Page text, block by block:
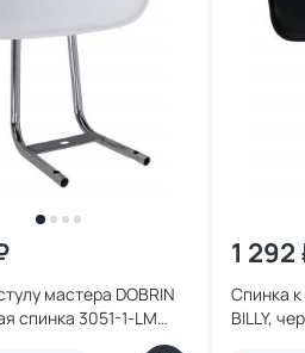
мастера DOBRIN
спинка 3051-1-LM
1 292
Спинка к
BILLY,